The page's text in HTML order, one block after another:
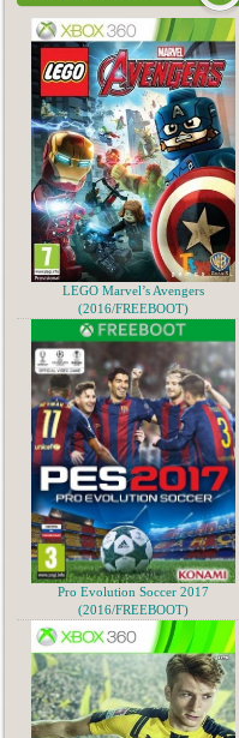
LEGO Marvel’s Avengers
(2016/FREEBOOT)
Pro Evolution Soccer 2017
(2016/FREEBOOT)